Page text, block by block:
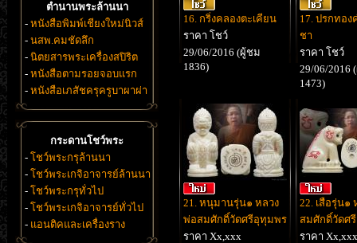
ตำนานพระล้านนา
- หนังสือพิมพ์เชียงใหม่นิวส์
- นสพ.คมชัดลึก
- นิตยสารพระเครื่องสปิริต
- หนังสือตามรอยจอบแรก
- หนังสือเภสัชครุครูบาผาผ่า
กระดานโชว์พระ
- โชว์พระกรุล้านนา
- โชว์พระเกจิอาจารย์ล้านนา
- โชว์พระกรุทั่วไป
- โชว์พระเกจิอาจารย์ทั่วไป
- แอนติคและเครื่องราง
16. กริ่งคลองตะเคียน
ราคา โชว์
29/06/2016 (ผู้ชม
1836)
17. ปรกทอง
ชา
ราคา โชว์
29/06/2016
1473)
21. หนุมานรุ่น๑ หลวง
พ่อสมศักดิ์วัดศรีอุทุมพร
ราคา Xx,xxx
22. เสือรุ่น๑
สมศักดิ์วัดศ
ราคา Xx,xxx